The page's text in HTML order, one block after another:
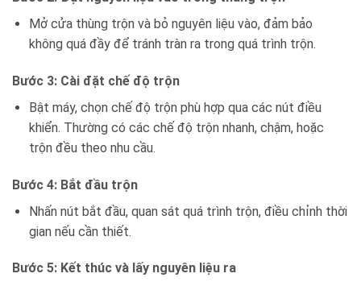
Mở cửa thùng trộn và bỏ nguyên liệu vào, đảm bảo
không quá đầy để tránh tràn ra trong quá trình trộn.
Bước 3: Cài đặt chế độ trộn
Bật máy, chọn chế độ trộn phù hợp qua các nút điều
khiển. Thường có các chế độ trộn nhanh, chậm, hoặc
trộn đều theo nhu cầu.
Bước 4: Bắt đầu trộn
Nhấn nút bắt đầu, quan sát quá trình trộn, điều chỉnh thời
gian nếu cần thiết.
Bước 5: Kết thúc và lấy nguyên liệu ra